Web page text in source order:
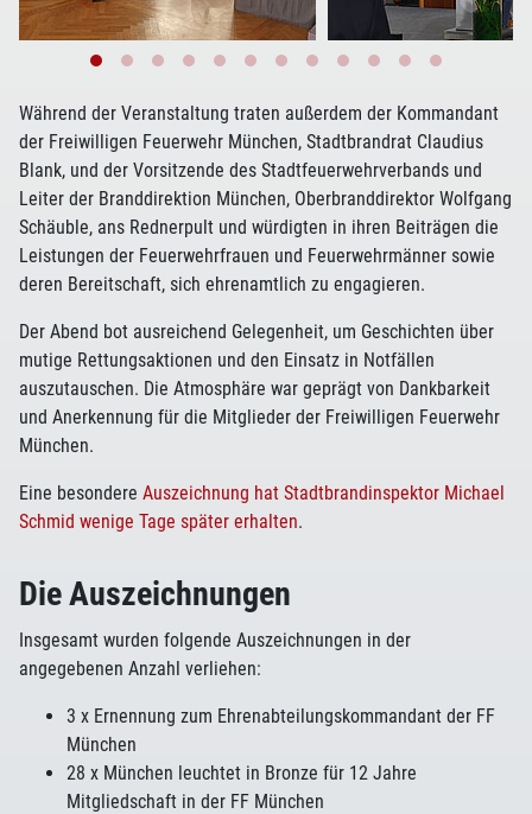
Während der Veranstaltung traten außerdem der Kommandant
der Freiwilligen Feuerwehr München, Stadtbrandrat Claudius
Blank, und der Vorsitzende des Stadtfeuerwehrverbands und
Leiter der Branddirektion München, Oberbranddirektor Wolfgang
Schäuble, ans Rednerpult und würdigten in ihren Beiträgen die
Leistungen der Feuerwehrfrauen und Feuerwehrmänner sowie
deren Bereitschaft, sich ehrenamtlich zu engagieren.
Der Abend bot ausreichend Gelegenheit, um Geschichten über
mutige Rettungsaktionen und den Einsatz in Notfällen
auszutauschen. Die Atmosphäre war geprägt von Dankbarkeit
und Anerkennung für die Mitglieder der Freiwilligen Feuerwehr
München.
Eine besondere Auszeichnung hat Stadtbrandinspektor Michael
Schmid wenige Tage später erhalten.
Die Auszeichnungen
Insgesamt wurden folgende Auszeichnungen in der
angegebenen Anzahl verliehen:
3 x Ernennung zum Ehrenabteilungskommandant der FF
München
28 x München leuchtet in Bronze für 12 Jahre
Mitgliedschaft in der FF München